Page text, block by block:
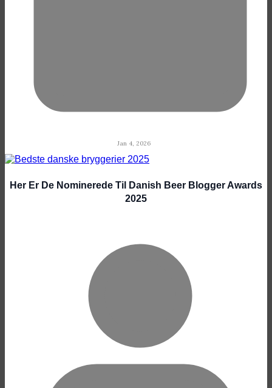
Jan 4, 2026
Her Er De Nominerede Til Danish Beer Blogger Awards
2025